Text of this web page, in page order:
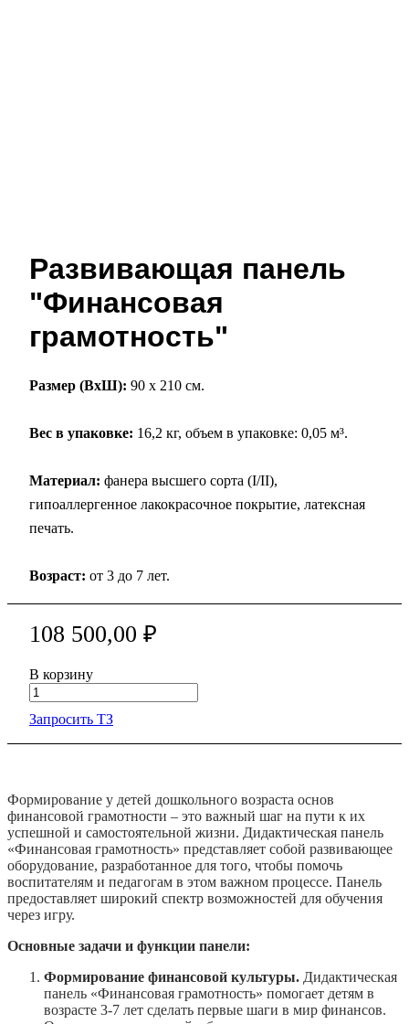
Развивающая панель
"Финансовая
грамотность"
Размер (ВхШ): 90 х 210 см.
Вес в упаковке: 16,2 кг, объем в упаковке: 0,05 м³.
Материал: фанера высшего сорта (I/II),
гипоаллергенное лакокрасочное покрытие, латексная
печать.
Возраст: от 3 до 7 лет.
108 500,00 ₽
В корзину
Запросить ТЗ
Формирование у детей дошкольного возраста основ
финансовой грамотности – это важный шаг на пути к их
успешной и самостоятельной жизни. Дидактическая панель
«Финансовая грамотность» представляет собой развивающее
оборудование, разработанное для того, чтобы помочь
воспитателям и педагогам в этом важном процессе. Панель
предоставляет широкий спектр возможностей для обучения
через игру.
Основные задачи и функции панели:
Формирование финансовой культуры. Дидактическая
панель «Финансовая грамотность» помогает детям в
возрасте 3-7 лет сделать первые шаги в мир финансов.